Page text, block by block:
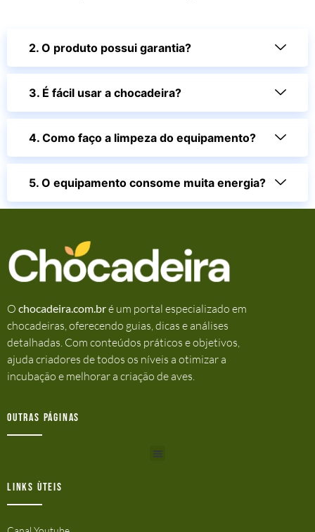
2. O produto possui garantia?
3. É fácil usar a chocadeira?
4. Como faço a limpeza do equipamento?
5. O equipamento consome muita energia?
O chocadeira.com.bré um portal especializado em
chocadeiras, oferecendo guias, dicas e análises
detalhadas. Com conteúdos práticos e objetivos,
ajuda criadores de todos os níveis a otimizar a
incubação e melhorar a criação de aves.
Outras Páginas
Links ùteis